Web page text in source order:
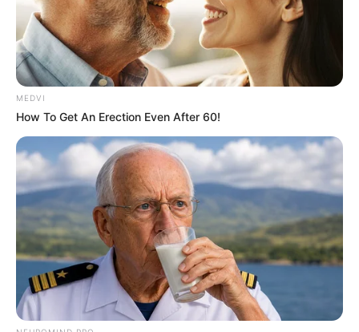
MEDVI
How To Get An Erection Even After 60!